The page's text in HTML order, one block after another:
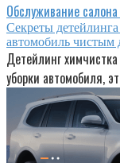
Обслуживание салона
Секреты
автомобиль чистым
Детейлинг
уборки автомобиля,